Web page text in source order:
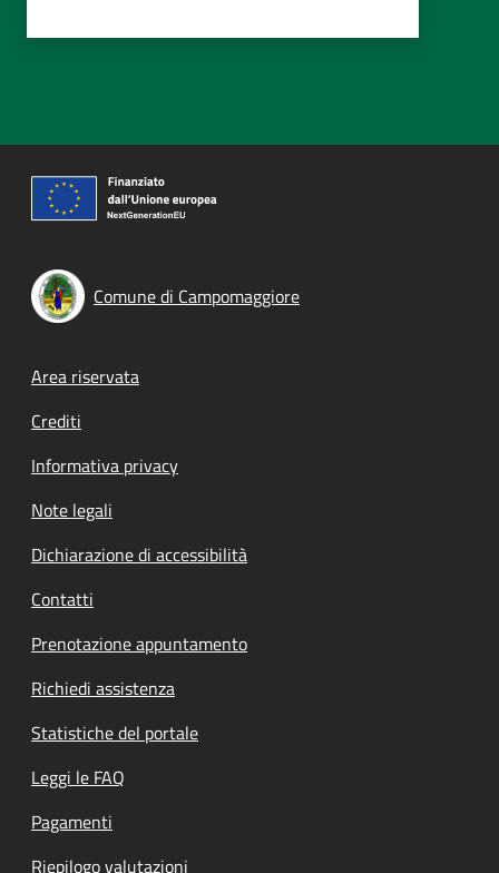
Comune di Campomaggiore
Footer menu
Area riservata
Crediti
Informativa privacy
Note legali
Dichiarazione di accessibilità
Contatti
Prenotazione appuntamento
Richiedi assistenza
Statistiche del portale
Leggi le FAQ
Pagamenti
Riepilogo valutazioni